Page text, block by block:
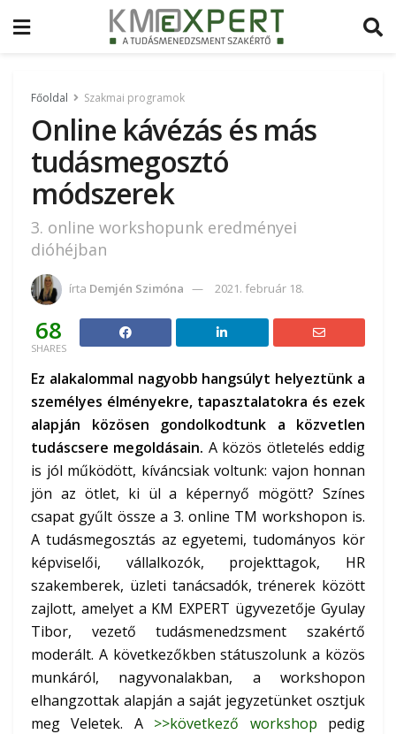
Főoldal Szakmai programok
Online kávézás és más
tudásmegosztó
módszerek
3. online workshopunk eredményei
dióhéjban
írta Demjén Szimóna 2021. február 18.
68
SHARES
Ez alakalommal nagyobb hangsúlyt helyeztünk a
személyes élményekre, tapasztalatokra és ezek
alapján közösen gondolkodtunk a közvetlen
tudáscsere megoldásain. A közös ötletelés eddig
is jól működött, kíváncsiak voltunk: vajon honnan
jön az ötlet, ki ül a képernyő mögött? Színes
csapat gyűlt össze a 3. online TM workshopon is.
A tudásmegosztás az egyetemi, tudományos kör
képviselői, vállalkozók, projekttagok, HR
szakemberek, üzleti tanácsadók, trénerek között
zajlott, amelyet a KM EXPERT ügyvezetője Gyulay
Tibor, vezető tudásmenedzsment szakértő
moderált. A következőkben státuszolunk a közös
munkáról, nagyvonalakban, a workshopon
elhangzottak alapján a saját jegyzetünket osztjuk
meg Veletek. A >>következő workshop pedig